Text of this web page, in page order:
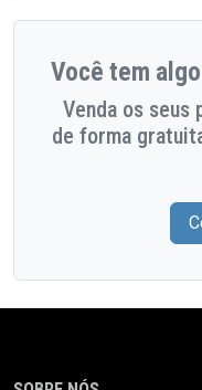
Você tem
Venda os seus
de forma